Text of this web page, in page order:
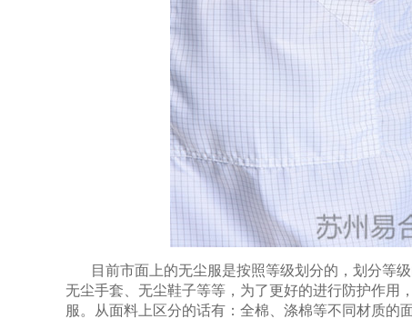
目前市面上的无尘服是按照等级划分的，划分等
无尘手套、无尘鞋子等等，为了更好的进行防护作用
服。从面料上区分的话有：全棉、涤棉等不同材质的